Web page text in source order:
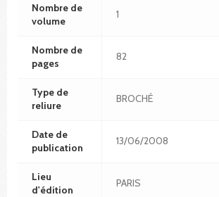
Nombre de
volume
1
Nombre de
pages
82
Type de
reliure
BROCHÉ
Date de
publication
13/06/2008
Lieu
d'édition
PARIS